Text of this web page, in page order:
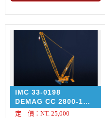
IMC 33-0198
DEMAG CC 2800-1
600 ton
定 價：NT. 25,000